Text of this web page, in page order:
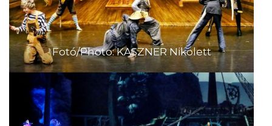
Fotó/Photo: KASZNER Nikolett